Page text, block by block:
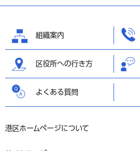
組織案内
区役所への行き方
よくある質問
港区ホームページについて